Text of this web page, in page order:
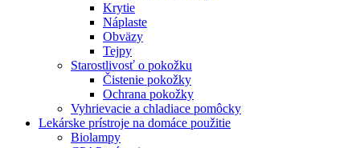
Krytie
Náplaste
Obväzy
Tejpy
Starostlivosť o pokožku
Čistenie pokožky
Ochrana pokožky
Vyhrievacie a chladiace pomôcky
Lekárske prístroje na domáce použitie
Biolampy